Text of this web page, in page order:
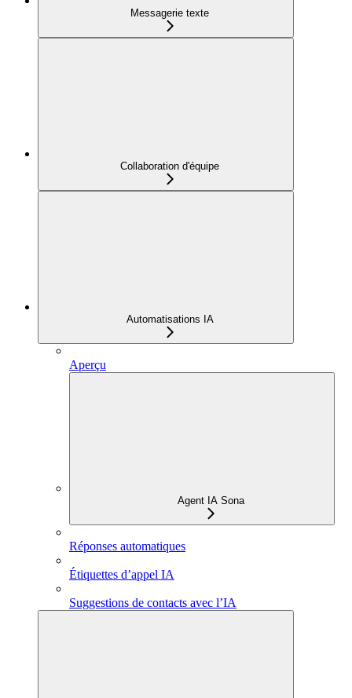
Messagerie texte
Collaboration d'équipe
Automatisations IA
Aperçu
Agent IA Sona
Réponses automatiques
Étiquettes d’appel IA
Suggestions de contacts avec l’IA